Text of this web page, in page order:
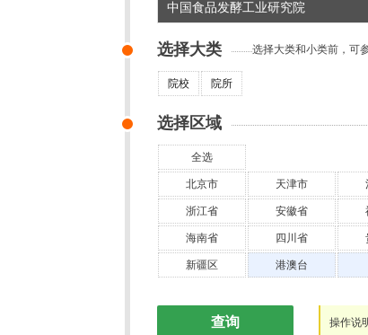
中国食品发酵工业研究院
选择大类 选择大类和小类前，可
院校 院所
选择区域
全选
北京市 天津市
浙江省 安徽省
海南省 四川省
新疆区 港澳台
查询 操作说